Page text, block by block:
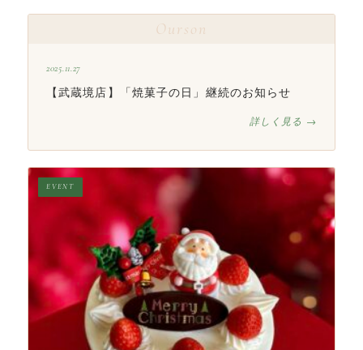
Ourson
2025.11.27
【武蔵境店】「焼菓子の日」継続のお知らせ
詳しく見る →
EVENT